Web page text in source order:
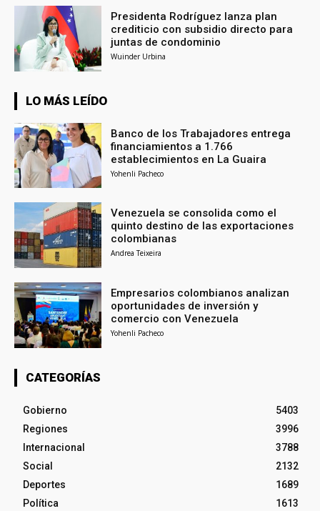
Presidenta Rodríguez lanza plan
crediticio con subsidio directo para
juntas de condominio
Wuinder Urbina
LO MÁS LEÍDO
Banco de los Trabajadores entrega
financiamientos a 1.766
establecimientos en La Guaira
Yohenli Pacheco
Venezuela se consolida como el
quinto destino de las exportaciones
colombianas
Andrea Teixeira
Empresarios colombianos analizan
oportunidades de inversión y
comercio con Venezuela
Yohenli Pacheco
CATEGORÍAS
Gobierno
5403
Regiones
3996
Internacional
3788
Social
2132
Deportes
1689
Política
1613